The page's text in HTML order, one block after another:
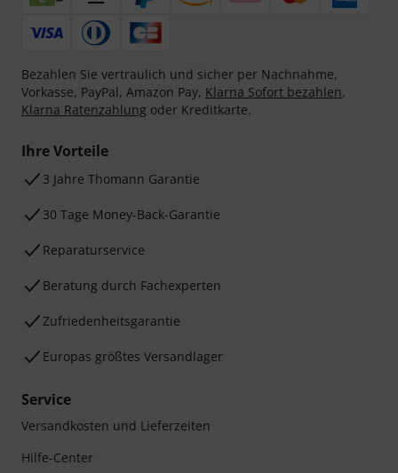
Bezahlen Sie vertraulich und sicher per Nachnahme,
Vorkasse, PayPal, Amazon Pay, Klarna Sofort bezahlen,
Klarna Ratenzahlung oder Kreditkarte.
Ihre Vorteile
3 Jahre Thomann Garantie
30 Tage Money-Back-Garantie
Reparaturservice
Beratung durch Fachexperten
Zufriedenheitsgarantie
Europas größtes Versandlager
Service
Versandkosten und Lieferzeiten
Hilfe-Center